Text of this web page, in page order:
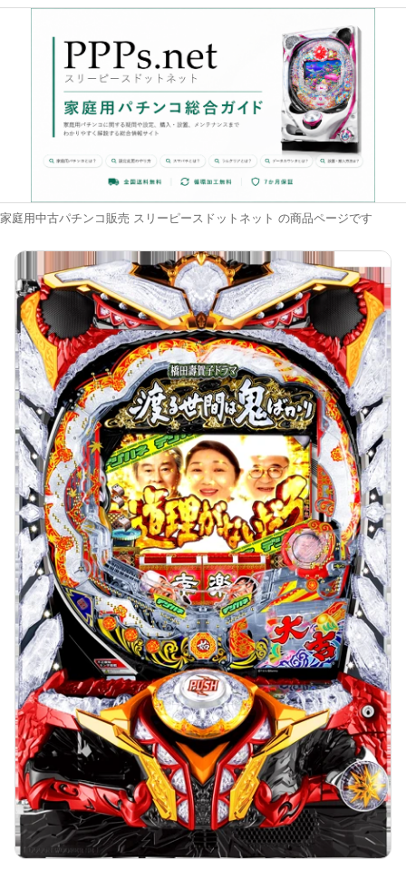
家庭用中古パチンコ販売 スリーピースドットネット の商品ページです